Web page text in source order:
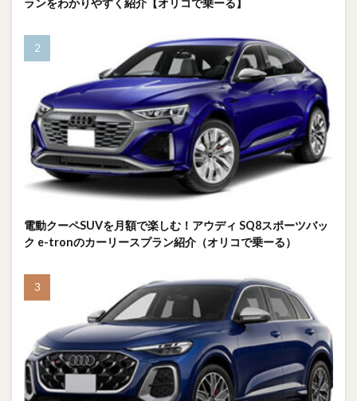
ランをわかりやすく紹介【オリコで乗ーる】
電動クーペSUVを月額で楽しむ！アウディ SQ8スポーツバッ
ク e-tronのカーリースプラン紹介（オリコで乗ーる）